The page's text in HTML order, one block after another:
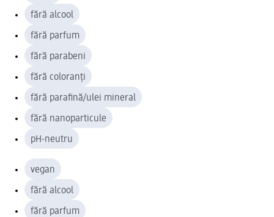
fără alcool
fără parfum
fără parabeni
fără coloranți
fără parafină/ulei mineral
fără nanoparticule
pH-neutru
vegan
fără alcool
fără parfum